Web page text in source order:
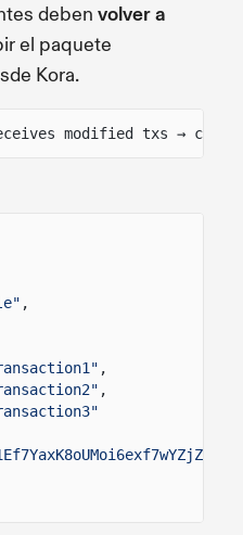
deben volver a
el paquete
Kora.
modified txs →
,
,
,